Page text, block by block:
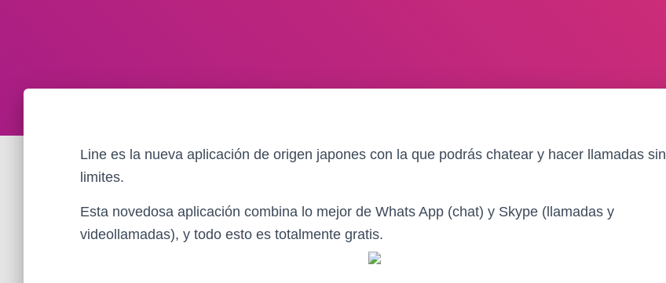
Line es la nueva aplicación de origen japones con la que podrás chatear y hacer llamadas sin
limites.
Esta novedosa aplicación combina lo mejor de Whats App (chat) y Skype (llamadas y
videollamadas), y todo esto es totalmente gratis.